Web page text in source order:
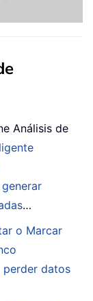
Análisis de
…
o Marcar
perder datos